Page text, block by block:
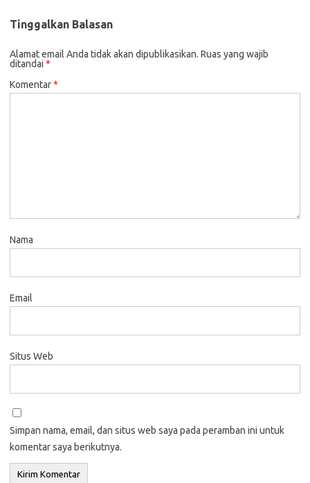
Tinggalkan Balasan
Alamat email Anda tidak akan dipublikasikan. Ruas yang wajib
ditandai *
Komentar*
Nama
Email
Situs Web
Simpan nama, email, dan situs web saya pada peramban ini untuk
komentar saya berikutnya.